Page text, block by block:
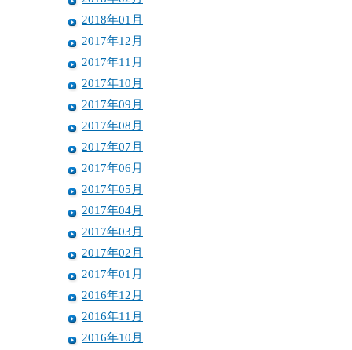
2018年01月
2017年12月
2017年11月
2017年10月
2017年09月
2017年08月
2017年07月
2017年06月
2017年05月
2017年04月
2017年03月
2017年02月
2017年01月
2016年12月
2016年11月
2016年10月